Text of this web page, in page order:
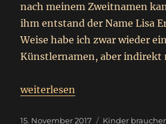
nach meinem Zweitnamen
ihm entstand der Name Lisa
Weise habe ich zwar wieder
Künstlernamen, aber indirekt
„Steckbrief- Blogger
weiterlesen
Veröffentlicht
15. November 2017 Kategorien
Kinder